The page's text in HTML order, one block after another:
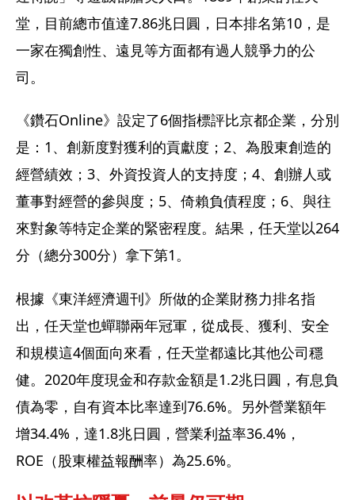
堂，目前總市值達7.86兆日圓，日本排名第10，是
一家在獨創性、遠見等方面都有過人競爭力的公
司。
《鑽石Online》設定了6個指標評比京都企業，分別
是：1、創新度對獲利的貢獻度；2、為股東創造的
經營績效；3、外資投資人的支持度；4、創辦人或
董事對經營的參與度；5、倚賴負債程度；6、與往
來對象等特定企業的緊密程度。結果，任天堂以264
分（總分300分）拿下第1。
根據《東洋經濟週刊》所做的企業財務力排名指
出，任天堂也蟬聯兩年冠軍，從成長、獲利、安全
和規模這4個面向來看，任天堂都遠比其他公司穩
健。2020年度現金和存款金額是1.2兆日圓，有息負
債為零，自有資本比率達到76.6%。另外營業額年
增34.4%，達1.8兆日圓，營業利益率36.4%，
ROE（股東權益報酬率）為25.6%。